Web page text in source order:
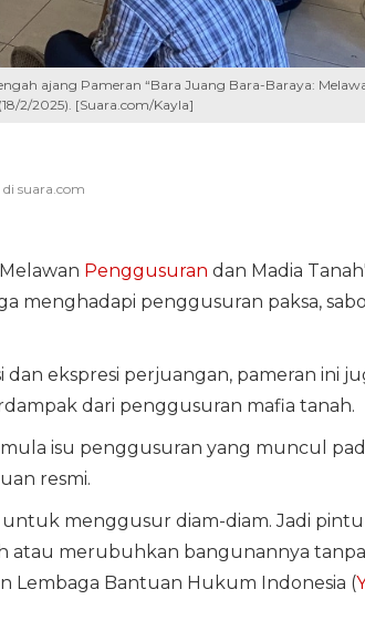
ajang Pameran “Bara Juang Bara-Baraya:
2/2025). [Suara.com/Kayla]
Penggusuran dan Madia Tanah'
menghadapi penggusuran paksa,
ekspresi perjuangan, pameran ini
dari penggusuran mafia tanah.
isu penggusuran yang muncul
resmi.
untuk menggusur diam-diam. Jadi
atau merubuhkan bangunannya tanpa
Lembaga Bantuan Hukum Indonesia (